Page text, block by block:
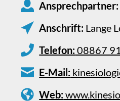
Ansprechpartner:
Anschrift: Lange
Telefon:08867
E-Mail:
Web: